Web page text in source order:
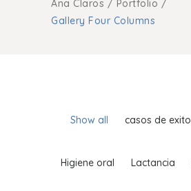
Ana Claros / Portfolio /
Gallery Four Columns
Show all casos de exito
Higiene oral Lactancia